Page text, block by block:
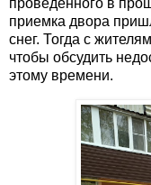
приемка двора
снег. Тогда с
чтобы обсудить
этому времени.